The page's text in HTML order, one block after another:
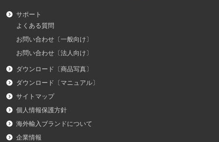
サポート
よくある質問
お問い合わせ〔一般向け〕
お問い合わせ〔法人向け〕
ダウンロード〔商品写真〕
ダウンロード〔マニュアル〕
サイトマップ
個人情報保護方針
海外輸入ブランドについて
企業情報